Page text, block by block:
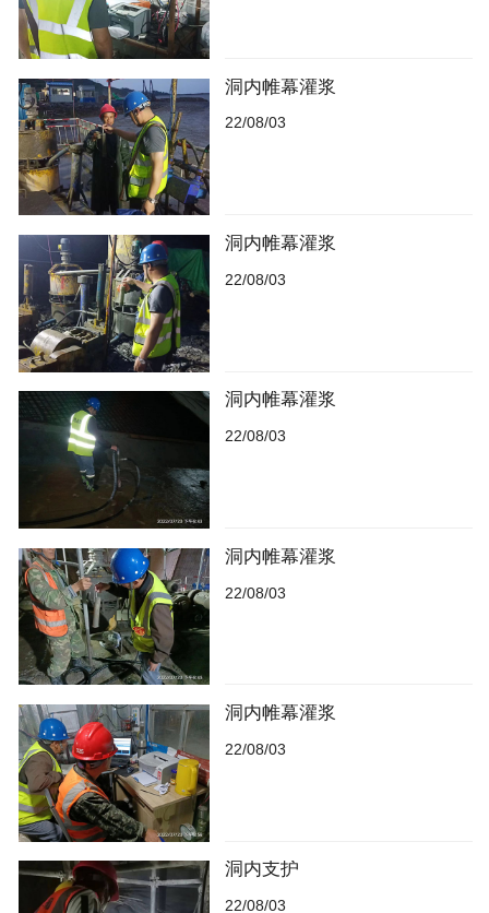
洞内帷幕灌浆
22/08/03
洞内帷幕灌浆
22/08/03
洞内帷幕灌浆
22/08/03
洞内帷幕灌浆
22/08/03
洞内帷幕灌浆
22/08/03
洞内支护
22/08/03